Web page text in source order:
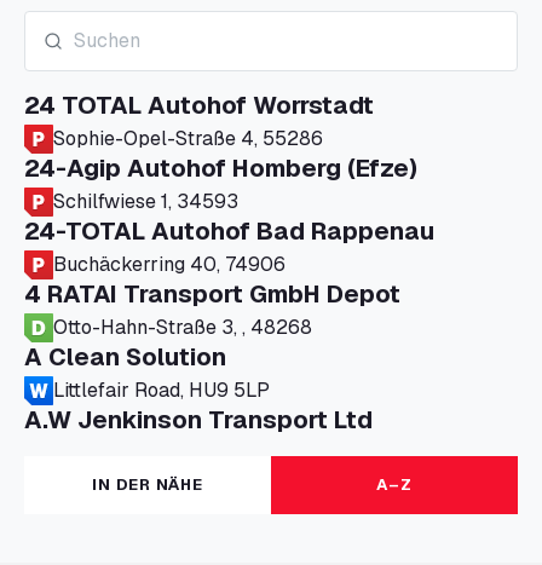
24 TOTAL Autohof Worrstadt
Sophie-Opel-Straße 4, 55286
24-Agip Autohof Homberg (Efze)
Schilfwiese 1, 34593
24-TOTAL Autohof Bad Rappenau
Buchäckerring 40, 74906
4 RATAI Transport GmbH Depot
Otto-Hahn-Straße 3, , 48268
A Clean Solution
Littlefair Road, HU9 5LP
A.W Jenkinson Transport Ltd
Progress House, ME11 5GA
A+G Nettetal - Depot Parking
Am Panneschopp 7, 41334
IN DER NÄHE A–Z